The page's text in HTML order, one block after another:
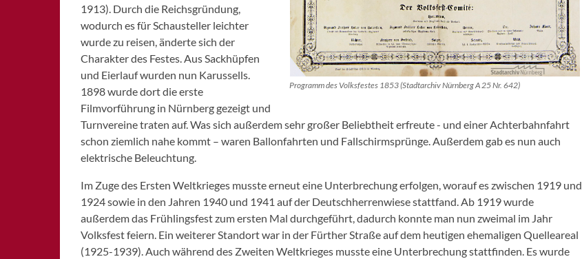
Programm des Volksfestes 1853 (Stadtarchiv Nürnberg A 25 Nr. 642)
1913). Durch die Reichsgründung,
wodurch es für Schausteller leichter
wurde zu reisen, änderte sich der
Charakter des Festes. Aus Sackhüpfen
und Eierlauf wurden nun Karussells.
1898 wurde dort die erste
Filmvorführung in Nürnberg gezeigt und
Turnvereine traten auf. Was sich außerdem sehr großer Beliebtheit erfreute - und einer Achterbahnfahrt
schon ziemlich nahe kommt – waren Ballonfahrten und Fallschirmsprünge. Außerdem gab es nun auch
elektrische Beleuchtung.
Im Zuge des Ersten Weltkrieges musste erneut eine Unterbrechung erfolgen, worauf es zwischen 1919 und
1924 sowie in den Jahren 1940 und 1941 auf der Deutschherrenwiese stattfand. Ab 1919 wurde
außerdem das Frühlingsfest zum ersten Mal durchgeführt, dadurch konnte man nun zweimal im Jahr
Volksfest feiern. Ein weiterer Standort war in der Fürther Straße auf dem heutigen ehemaligen Quelleareal
(1925-1939). Auch während des Zweiten Weltkrieges musste eine Unterbrechung stattfinden. Es wurde